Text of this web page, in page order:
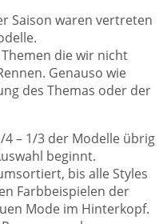
Saison waren vertreten
die wir nicht
Genauso wie
des Themas oder der
– 1/3 der Modelle übrig
beginnt.
bis alle Styles
Farbbeispielen der
Mode im Hinterkopf.